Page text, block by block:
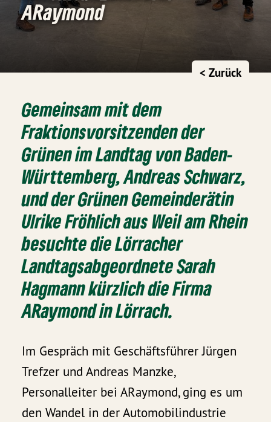
ARaymond
< Zurück
Gemeinsam mit dem
Fraktionsvorsitzenden der
Grünen im Landtag von Baden-
Württemberg, Andreas Schwarz,
und der Grünen Gemeinderätin
Ulrike Fröhlich aus Weil am Rhein
besuchte die Lörracher
Landtagsabgeordnete Sarah
Hagmann kürzlich die Firma
ARaymond in Lörrach.
Im Gespräch mit Geschäftsführer Jürgen
Trefzer und Andreas Manzke,
Personalleiter bei ARaymond, ging es um
den Wandel in der Automobilindustrie